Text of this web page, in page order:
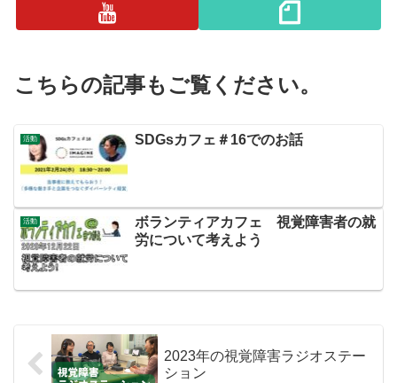
こちらの記事もご覧ください。
活動 SDGsカフェ＃16でのお話
活動
ボランティアカフェ 視覚障害者の就
労について考えよう
2023年の視覚障害ラジオステー
ション